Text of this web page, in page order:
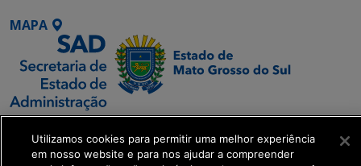
MAPA
SETDIG | Secretaria-
Executiva de
Utilizamos cookies para permitir uma melhor experiência
em nosso website e para nos ajudar a compreender